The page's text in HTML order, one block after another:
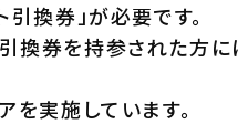
換券」が必要です。
換券を持参された方に
を実施しています。